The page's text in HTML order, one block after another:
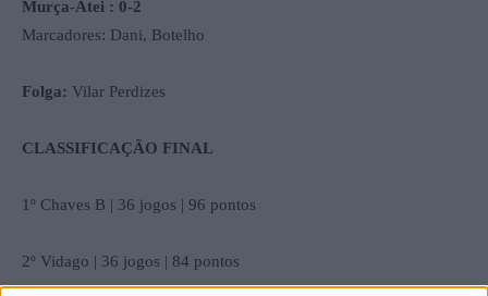
Murça-Atei : 0-2
Marcadores: Dani, Botelho
Folga: Vilar Perdizes
CLASSIFICAÇÃO FINAL
1º Chaves B | 36 jogos | 96 pontos
2º Vidago | 36 jogos | 84 pontos